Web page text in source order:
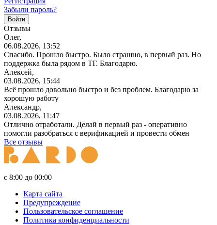
Забыли пароль?
Отзывы
Олег,
06.08.2026, 13:52
Спасибо. Прошло быстро. Было страшно, в первый раз. Но
поддержка была рядом в ТГ. Благодарю.
Алексей,
03.08.2026, 15:44
Всё прошло довольно быстро и без проблем. Благодарю за
хорошую работу
Александр,
03.08.2026, 11:47
Отлично отработали. Делай в первый раз - оперативно
помогли разобраться с верификацией и провести обмен
Все отзывы
с 8:00 до 00:00
Карта сайта
Предупреждение
Пользовательское соглашение
Политика конфиденциальности